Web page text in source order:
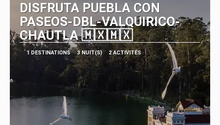
DISFRUTA PUEBLA CON
PASEOS-DBL-VALQUIRICO-
CHAUTLA 🇲🇽🇲🇽
1 DESTINATIONS 3 NUIT(S) 2 ACTIVITÉS